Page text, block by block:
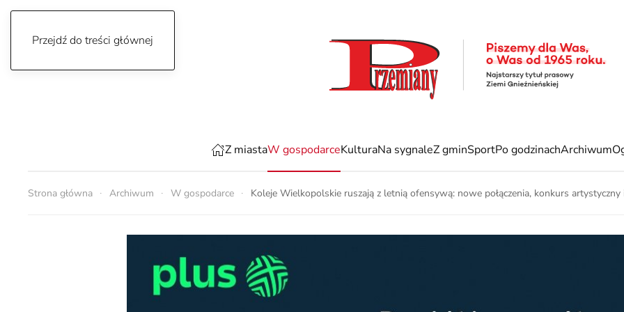
Przejdź do treści głównej
Z miastaW gospodarceKulturaNa sygnaleZ gminSportPo godzinachArchiwum
Strona główna Archiwum W gospodarce Koleje Wielkopolskie ruszają z letnią ofensywą: nowe połączenia, konkurs